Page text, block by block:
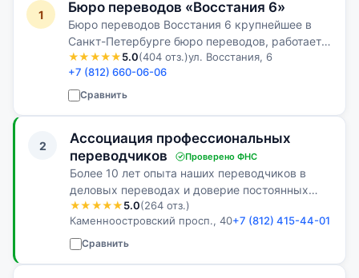
1 Бюро переводов «Восстания 6»
Бюро переводов Восстания 6 крупнейшее в
Санкт-Петербурге бюро переводов, работает с
1998 года. Мы расположены в самом центре
города, на улице Восстания, дом 6, в здании
Юридического центра Восстания 6…
★★★★★5.0(404 отз.)ул. Восстания, 6
+7 (812) 660-06-06
Сравнить
2
Ассоциация профессиональных
переводчиков
Проверено ФНС
Более 10 лет опыта наших переводчиков в
деловых переводах и доверие постоянных
Клиентов - наши лучшие доказательства!
★★★★★5.0(264 отз.)
Каменноостровский просп., 40+7 (812) 415-44-01
Сравнить